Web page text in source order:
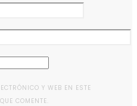
Y WEB EN ESTE
COMENTE.